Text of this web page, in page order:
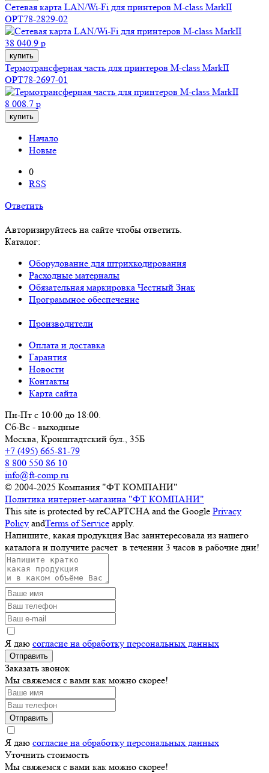
Сетевая карта LAN/Wi-Fi для принтеров M-class MarkII
OPT78-2829-02
38 040.9 р
купить
Термотрансферная часть для принтеров M-class MarkII
OPT78-2697-01
8 008.7 р
купить
Начало
Новые
0
RSS
Ответить
Авторизируйтесь на сайте чтобы ответить.
Каталог:
Оборудование для штрихкодирования
Расходные материалы
Обязательная маркировка Честный Знак
Программное обеспечение
Производители
Оплата и доставка
Гарантия
Новости
Контакты
Карта сайта
Пн-Пт с 10:00 до 18:00.
Сб-Вс - выходные
Москва, Кронштадтский бул., 35Б
+7 (495) 665-81-79
8 800 550 86 10
info@ft-comp.ru
© 2004-2025 Компания "ФТ КОМПАНИ"
Политика интернет-магазина "ФТ КОМПАНИ"
This site is protected by reCAPTCHA and the Google Privacy
Policy andTerms of Service apply.
Напишите, какая продукция Вас заинтересовала из нашего
каталога и получите расчет в течении 3 часов в рабочие дни!
Я даю согласие на обработку персональных данных
Отправить
Заказать звонок
Мы свяжемся с вами как можно скорее!
Отправить
Я даю согласие на обработку персональных данных
Уточнить стоимость
Мы свяжемся с вами как можно скорее!